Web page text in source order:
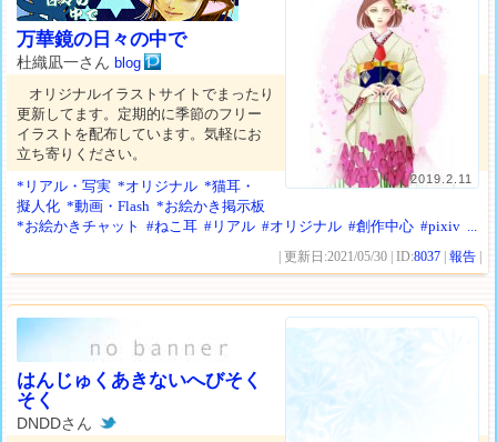
2019.2.11
万華鏡の日々の中で
杜織凪一さんblog
オリジナルイラストサイトでまったり
更新してます。定期的に季節のフリー
イラストを配布しています。気軽にお
立ち寄りください。
*リアル・写実 *オリジナル *猫耳・
擬人化 *動画・Flash *お絵かき掲示板
*お絵かきチャット
#ねこ耳 #リアル #オリジナル #創作中心 #pixiv ...
| 更新日:2021/05/30 | ID:8037 |報告
はんじゅくあきないへびそく
そく
DNDDさん